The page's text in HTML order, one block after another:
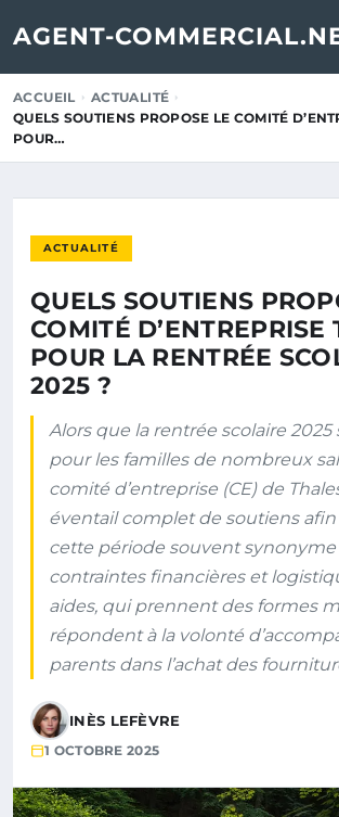
AGENT-
ACCUEIL
ACTUALITÉ
QUELS SOUTIENS PROPOSE LE COMITÉ
POUR…
ACTUALITÉ
QUELS SOUTIENS
COMITÉ D’ENTREPRISE
POUR LA RENTRÉE
2025 ?
Alors que la rentrée scolaire 2025
pour les familles de nombreux
comité d’entreprise (CE) de
éventail complet de soutiens
cette période souvent synonyme
contraintes financières et
aides, qui prennent des formes
répondent à la volonté
parents dans l’achat des
INÈS LEFÈVRE
1 OCTOBRE 2025